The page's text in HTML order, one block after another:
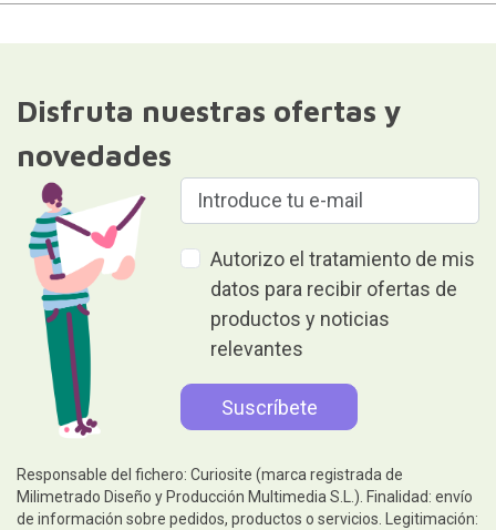
Disfruta nuestras ofertas y
novedades
Autorizo el tratamiento de mis
datos para recibir ofertas de
productos y noticias
relevantes
Responsable del fichero: Curiosite (marca registrada de
Milimetrado Diseño y Producción Multimedia S.L.). Finalidad: envío
de información sobre pedidos, productos o servicios. Legitimación: